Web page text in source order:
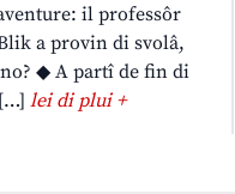
il professôr
a provin di svolâ,
◆ A partî de fin di
lei di plui +